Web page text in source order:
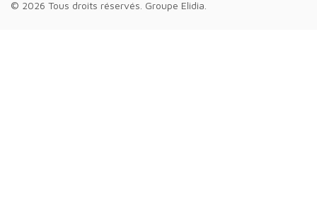
© 2026 Tous droits réservés. Groupe Elidia